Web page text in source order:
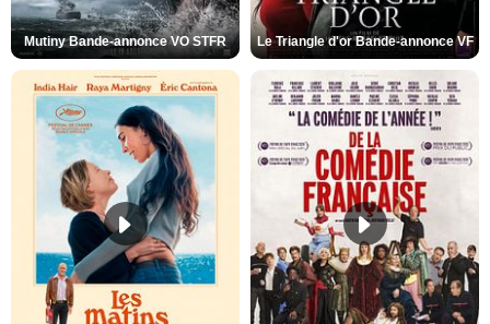
Mutiny Bande-annonce VO STFR Le Triangle d'or Bande-annonce VF